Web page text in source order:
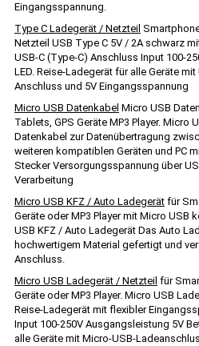
Eingangsspannung.
Type C Ladegerät / Netzteil
Netzteil USB Type C 5V / 2A schwarz
USB-C (Type-C) Anschluss Input 100-
LED. Reise-Ladegerät für alle Geräte
Anschluss und 5V Eingangsspannung
Micro USB Datenkabel Micro USB
Tablets, GPS Geräte MP3 Player. Micro
Datenkabel zur Datenübertragung
weiteren kompatiblen Geräten und PC
Stecker Versorgungsspannung über
Verarbeitung
Micro USB KFZ / Auto Ladegerät für
Geräte oder MP3 Player mit Micro USB
USB KFZ / Auto Ladegerät Das Auto
hochwertigem Material gefertigt und
Anschluss.
Micro USB Ladegerät / Netzteil für
Geräte oder MP3 Player. Micro USB
Reise-Ladegerät mit flexibler
Input 100-250V Ausgangsleistung 5V
alle Geräte mit Micro-USB-